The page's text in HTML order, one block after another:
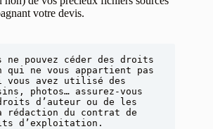
votre devis.
ne pouvez céder des droits
qui ne vous appartient pas
vous avez utilisé des
photos… assurez-vous
d’auteur ou de les
rédaction du contrat de
d’exploitation.